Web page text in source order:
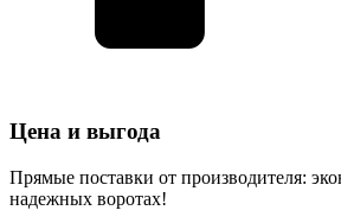
Цена и выгода
Прямые поставки от производителя:
надежных воротах!